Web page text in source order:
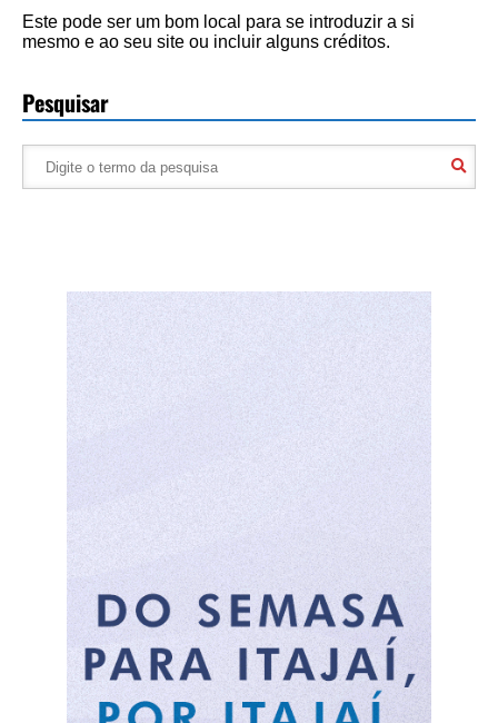
Este pode ser um bom local para se introduzir a si
mesmo e ao seu site ou incluir alguns créditos.
Pesquisar